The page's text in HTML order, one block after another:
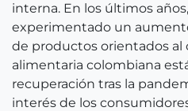
interna. En los últimos
experimentado un
de productos orientados al
alimentaria colombiana
recuperación tras la
interés de los